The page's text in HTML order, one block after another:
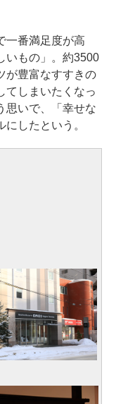
一番満足度が高
いもの」。約3500
が豊富なすすきの
てしまいたくなっ
思いで、「幸せな
したという。